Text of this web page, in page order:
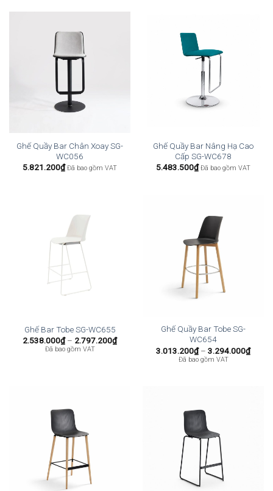
Ghế Quầy Bar Chân Xoay SG-
WC056
5.821.200₫ Đã bao gồm VAT
Ghế Quầy Bar Nâng Hạ Cao
Cấp SG-WC678
5.483.500₫ Đã bao gồm VAT
Ghế Bar Tobe SG-WC655
2.538.000₫ – 2.797.200₫Khoảng
giá:
Đã bao gồm VAT
Ghế Quầy Bar Tobe SG-
WC654
3.013.200₫ – 3.294.000₫
giá:
Đã bao gồm VAT